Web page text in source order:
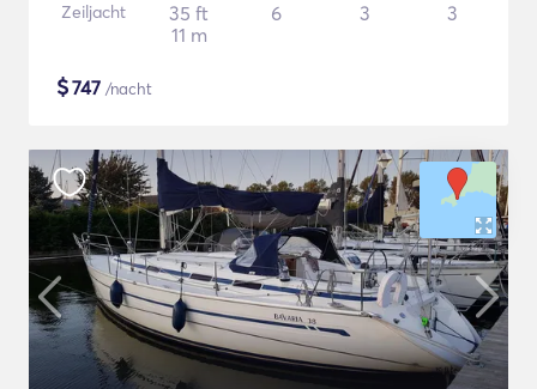
Zeiljacht
35 ft
11 m
6 3 3
$747 /nacht